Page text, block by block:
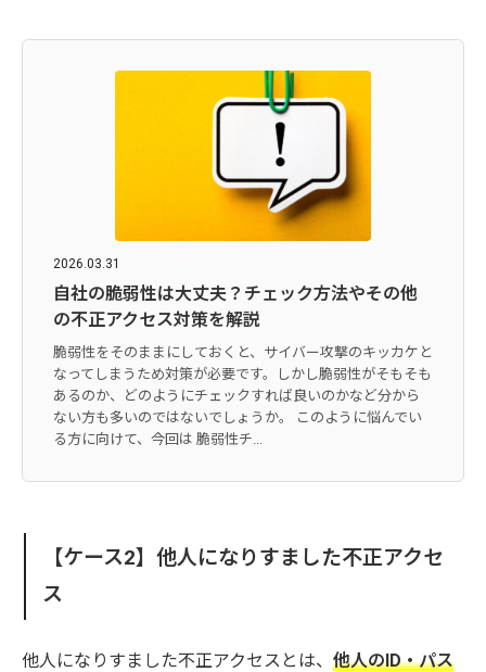
2026.03.31
自社の脆弱性は大丈夫？チェック方法やその他
の不正アクセス対策を解説
脆弱性をそのままにしておくと、サイバー攻撃のキッカケと
なってしまうため対策が必要です。しかし脆弱性がそもそも
あるのか、どのようにチェックすれば良いのかなど分から
ない方も多いのではないでしょうか。 このように悩んでい
る方に向けて、今回は 脆弱性チ...
【ケース2】他人になりすました不正アクセ
ス
他人になりすました不正アクセスとは、 他人のID・パス